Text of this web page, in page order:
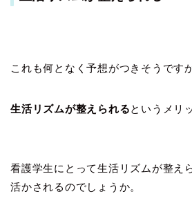
これも何となく予想がつきそうです
生活リズムが整えられるというメリ
看護学生にとって生活リズムが整え
活かされるのでしょうか。